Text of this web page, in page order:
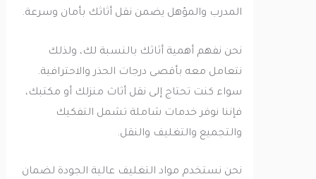
المدرب والمؤهل يضمن نقل أثاثك بأمان وسرعة.
نحن نفهم أهمية أثاثك بالنسبة لك، ولذلك
نتعامل معه بأقصى درجات الحذر والاحترافية.
سواء كنت تحتاج إلى نقل أثاث منزلك أو مكتبك،
فإننا نوفر خدمات شاملة تشمل التفكيك
والتجميع والتغليف والنقل.
نحن نستخدم مواد التغليف عالية الجودة لضمان